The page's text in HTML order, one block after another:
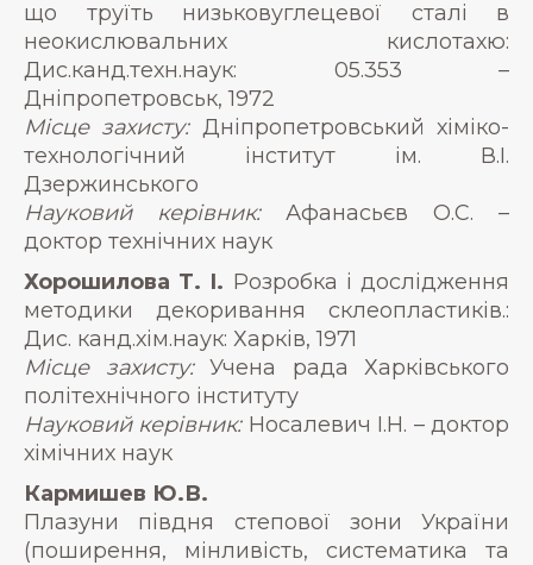
що труїть низьковуглецевої сталі в
неокислювальних кислотахю:
Дис.канд.техн.наук: 05.353 –
Дніпропетровськ, 1972
Місце захисту:Дніпропетровський хіміко-
технологічний інститут ім. В.І.
Дзержинського
Науковий керівник:Афанасьєв О.С. –
доктор технічних наук
Хорошилова Т. І. Розробка і дослідження
методики декоривання склеопластиків.:
Дис. канд.хім.наук: Харків, 1971
Місце захисту: Учена рада Харківського
політехнічного інституту
Науковий керівник:Носалевич І.Н. – доктор
хімічних наук
Кармишев Ю.В.
Плазуни півдня степової зони України
(поширення, мінливість, систематика та